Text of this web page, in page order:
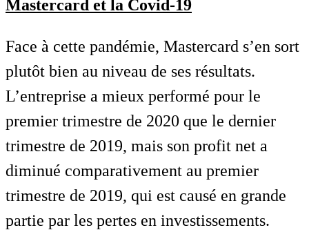
Mastercard et la Covid-19
Face à cette pandémie, Mastercard s’en sort
plutôt bien au niveau de ses résultats.
L’entreprise a mieux performé pour le
premier trimestre de 2020 que le dernier
trimestre de 2019, mais son profit net a
diminué comparativement au premier
trimestre de 2019, qui est causé en grande
partie par les pertes en investissements.